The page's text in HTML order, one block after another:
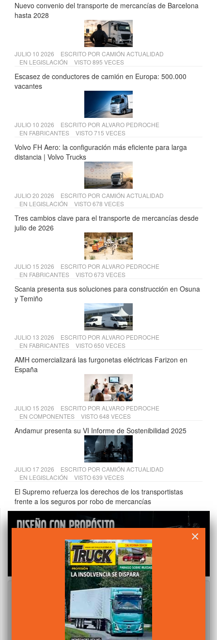
Nuevo convenio del transporte de mercancías de Barcelona
hasta 2028
JULIO 10 2026 ESCRITO POR CAMIÓN ACTUALIDAD
EN LEGISLACIÓN VISTO 895 VECES
Escasez de conductores de camión en Europa: 500.000
vacantes
JULIO 10 2026 ESCRITO POR ALVARO PEDROCHE
EN FABRICANTES VISTO 715 VECES
Volvo FH Aero: la configuración más eficiente para larga
distancia | Volvo Trucks
JULIO 20 2026 ESCRITO POR CAMIÓN ACTUALIDAD
EN LEGISLACIÓN VISTO 678 VECES
Tres cambios clave para el transporte de mercancías desde
julio de 2026
JULIO 15 2026 ESCRITO POR ALVARO PEDROCHE
EN FABRICANTES VISTO 673 VECES
Scania presenta sus soluciones para construcción en Osuna
y Temiño
JULIO 13 2026 ESCRITO POR ALVARO PEDROCHE
EN FABRICANTES VISTO 650 VECES
AMH comercializará las furgonetas eléctricas Farizon en
España
JULIO 15 2026 ESCRITO POR ALVARO PEDROCHE
EN COMPONENTES VISTO 648 VECES
Andamur presenta su VI Informe de Sostenibilidad 2025
JULIO 17 2026 ESCRITO POR CAMIÓN ACTUALIDAD
EN LEGISLACIÓN VISTO 639 VECES
El Supremo refuerza los derechos de los transportistas
frente a los seguros por robo de mercancías
×